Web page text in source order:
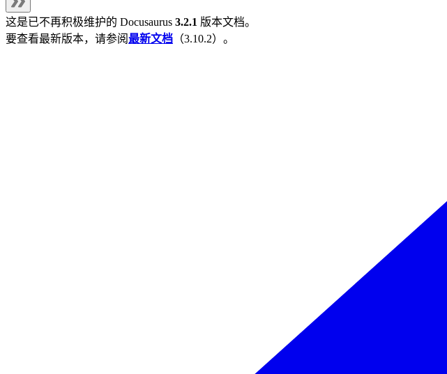
这是已不再积极维护的 Docusaurus 3.2.1 版本文档。
要查看最新版本，请参阅最新文档 （3.10.2）。